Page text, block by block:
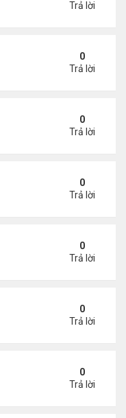
Trả lời
mang ở Iran
0
Trả lời
ám ảnh người Iran
0
Trả lời
Epstein
0
Trả lời
Martin Luther King Jr.
0
Trả lời
công bố hồ sơ về
0
Trả lời
châu Âu đẩy ông
0
Trả lời